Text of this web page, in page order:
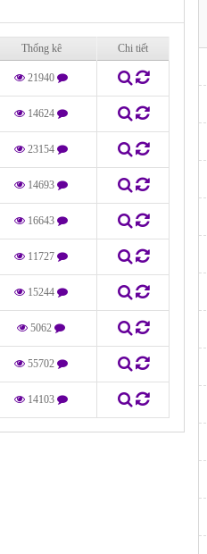
Thống kê Chi tiết
21940
14624
23154
14693
16643
11727
15244
5062
55702
14103